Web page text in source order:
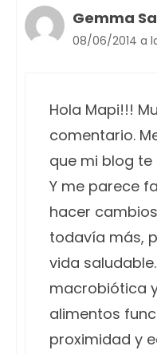
Gemma
08/06/2014 a
Hola Mapi!!!
comentario.
que mi blog
Y me parece
hacer
todavía más,
vida
macrobiótica
alimentos
proximidad y